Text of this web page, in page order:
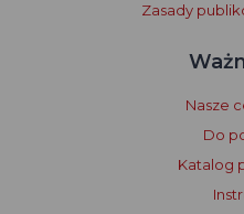
Zasady
Nasze
Do
Katalog